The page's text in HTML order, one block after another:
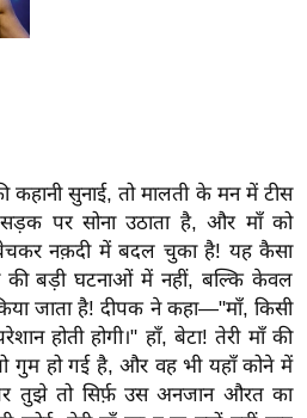
कहानी सुनाई, तो मालती के मन में टीस
पर सोना उठाता है, और माँ को
नक़दी में बदल चुका है! यह कैसा
की बड़ी घटनाओं में नहीं, बल्कि केवल
जाता है! दीपक ने कहा—"माँ, किसी
होती होगी।" हाँ, बेटा! तेरी माँ की
गुम हो गई है, और वह भी यहाँ कोने में
तुझे तो सिर्फ़ उस अनजान औरत का